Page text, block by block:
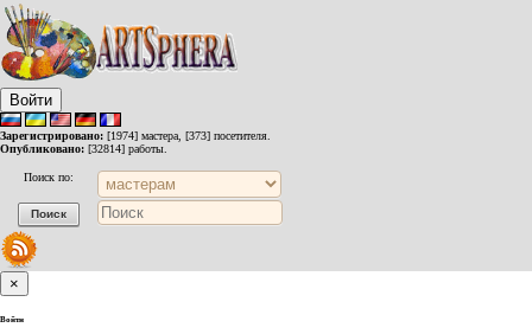
Войти
Зарегистрировано: [1974] мастера, [373] посетителя.
Опубликовано: [32814] работы.
Поиск по:
×
Войти